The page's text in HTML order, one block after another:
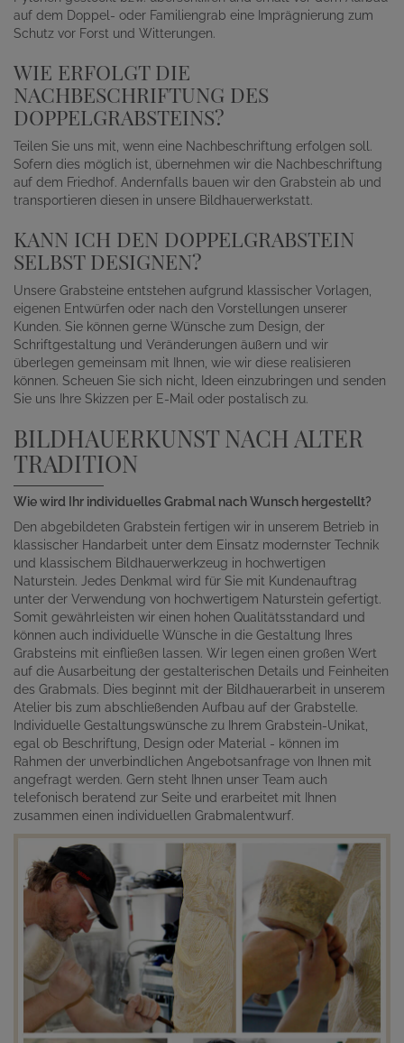
auf dem Doppel- oder Familiengrab eine Imprägnierung zum
Schutz vor Forst und Witterungen.
WIE ERFOLGT DIE
NACHBESCHRIFTUNG DES
DOPPELGRABSTEINS?
Teilen Sie uns mit, wenn eine Nachbeschriftung erfolgen soll.
Sofern dies möglich ist, übernehmen wir die Nachbeschriftung
auf dem Friedhof. Andernfalls bauen wir den Grabstein ab und
transportieren diesen in unsere Bildhauerwerkstatt.
KANN ICH DEN DOPPELGRABSTEIN
SELBST DESIGNEN?
Unsere Grabsteine entstehen aufgrund klassischer Vorlagen,
eigenen Entwürfen oder nach den Vorstellungen unserer
Kunden. Sie können gerne Wünsche zum Design, der
Schriftgestaltung und Veränderungen äußern und wir
überlegen gemeinsam mit Ihnen, wie wir diese realisieren
können. Scheuen Sie sich nicht, Ideen einzubringen und senden
Sie uns Ihre Skizzen per E-Mail oder postalisch zu.
BILDHAUERKUNST NACH ALTER
TRADITION
Wie wird Ihr individuelles Grabmal nach Wunsch hergestellt?
Den abgebildeten Grabstein fertigen wir in unserem Betrieb in
klassischer Handarbeit unter dem Einsatz modernster Technik
und klassischem Bildhauerwerkzeug in hochwertigen
Naturstein. Jedes Denkmal wird für Sie mit Kundenauftrag
unter der Verwendung von hochwertigem Naturstein gefertigt.
Somit gewährleisten wir einen hohen Qualitätsstandard und
können auch individuelle Wünsche in die Gestaltung Ihres
Grabsteins mit einfließen lassen. Wir legen einen großen Wert
auf die Ausarbeitung der gestalterischen Details und Feinheiten
des Grabmals. Dies beginnt mit der Bildhauerarbeit in unserem
Atelier bis zum abschließenden Aufbau auf der Grabstelle.
Individuelle Gestaltungswünsche zu Ihrem Grabstein-Unikat,
egal ob Beschriftung, Design oder Material - können im
Rahmen der unverbindlichen Angebotsanfrage von Ihnen mit
angefragt werden. Gern steht Ihnen unser Team auch
telefonisch beratend zur Seite und erarbeitet mit Ihnen
zusammen einen individuellen Grabmalentwurf.